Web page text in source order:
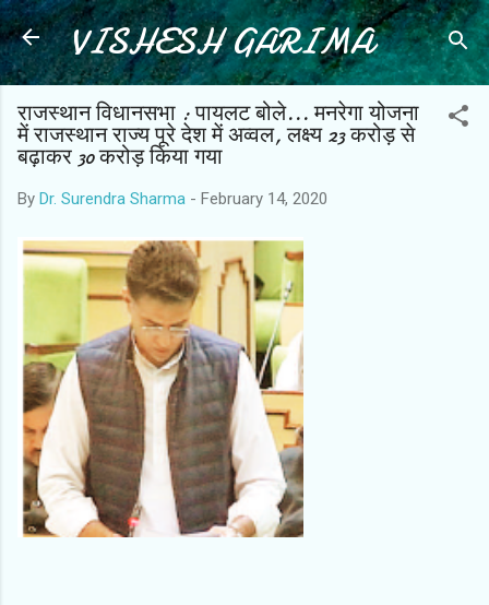
Skip to main content
VISHESH GARIMA
राजस्थान विधानसभा : पायलट बोले... मनरेगा योजना
में राजस्थान राज्य पूरे देश में अव्वल, लक्ष्य 23 करोड़ से
बढ़ाकर 30 करोड़ किया गया
By Dr. Surendra Sharma - February 14, 2020